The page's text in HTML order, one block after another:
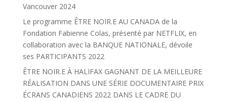
Vancouver 2024
Le programme ÊTRE NOIR.E AU CANADA de la
Fondation Fabienne Colas, présenté par NETFLIX, en
collaboration avec la BANQUE NATIONALE, dévoile
ses PARTICIPANTS 2022
ÊTRE NOIR.E À HALIFAX GAGNANT DE LA MEILLEURE
RÉALISATION DANS UNE SÉRIE DOCUMENTAIRE PRIX
ÉCRANS CANADIENS 2022 DANS LE CADRE DU